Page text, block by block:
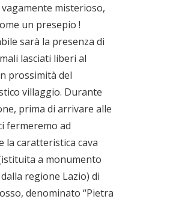
vagamente misterioso,
un presepio !
sarà la presenza di
lasciati liberi al
prossimità del
villaggio. Durante
prima di arrivare alle
fermeremo ad
la caratteristica cava
a monumento
regione Lazio) di
denominato “Pietra